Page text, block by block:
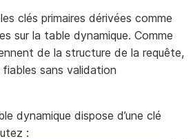
clés primaires dérivées comme
sur la table dynamique. Comme
de la structure de la requête,
sans validation
dynamique dispose d’une clé
: